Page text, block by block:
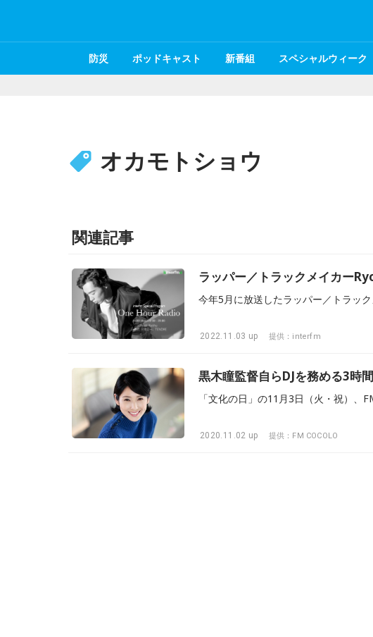
防災 ポッドキャスト 新番組 スペシャルウィーク
オカモトショウ
関連記事
ラッパー／トラックメイカー
2022.11.03 up 提供：interfm
黒木瞳監督自らDJを務める3時
2020.11.02 up 提供：FM COCOLO